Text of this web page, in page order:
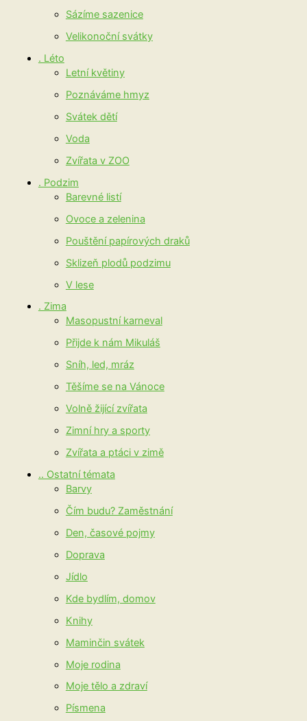
Sázíme sazenice
Velikonoční svátky
. Léto
Letní květiny
Poznáváme hmyz
Svátek dětí
Voda
Zvířata v ZOO
. Podzim
Barevné listí
Ovoce a zelenina
Pouštění papírových draků
Sklizeň plodů podzimu
V lese
. Zima
Masopustní karneval
Přijde k nám Mikuláš
Sníh, led, mráz
Těšíme se na Vánoce
Volně žijící zvířata
Zimní hry a sporty
Zvířata a ptáci v zimě
.. Ostatní témata
Barvy
Čím budu? Zaměstnání
Den, časové pojmy
Doprava
Jídlo
Kde bydlím, domov
Knihy
Maminčin svátek
Moje rodina
Moje tělo a zdraví
Písmena